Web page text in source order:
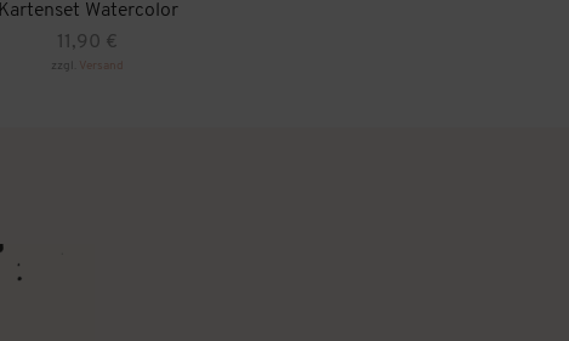
Kartenset Watercolor
11,90 €
zzgl. Versand